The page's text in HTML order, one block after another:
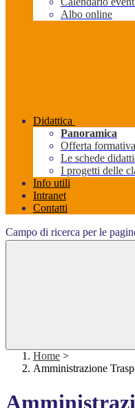
Albo online
Didattica
Panoramica
Offerta formativa
Le schede
I progetti delle
Info utili
Intranet
Contatti
Campo di ricerca per le
Home >
Amministrazione